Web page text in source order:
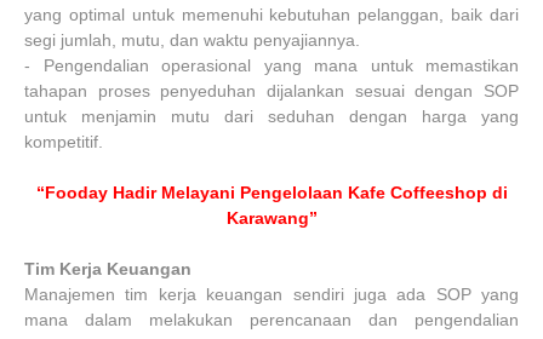
yang optimal untuk memenuhi kebutuhan pelanggan, baik dari
segi jumlah, mutu, dan waktu penyajiannya.
-
Pengendalian operasional yang mana untuk memastikan
tahapan proses penyeduhan dijalankan sesuai dengan SOP
untuk menjamin mutu dari seduhan dengan harga yang
kompetitif.
“Fooday Hadir Melayani Pengelolaan Kafe Coffeeshop di
Karawang”
Tim Kerja Keuangan
Manajemen tim kerja keuangan sendiri juga ada SOP yang
mana dalam melakukan perencanaan dan pengendalian